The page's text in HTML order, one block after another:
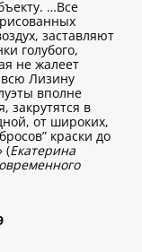
…Все
заставляют
голубого,
не жалеет
всю Лизину
вполне
закрутятся в
от широких,
краски до
(Екатерина